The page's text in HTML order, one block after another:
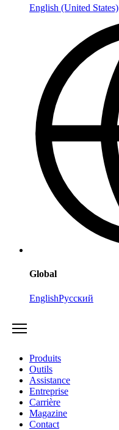
English (United States)
Global
EnglishРусский
Produits
Outils
Assistance
Entreprise
Carrière
Magazine
Contact